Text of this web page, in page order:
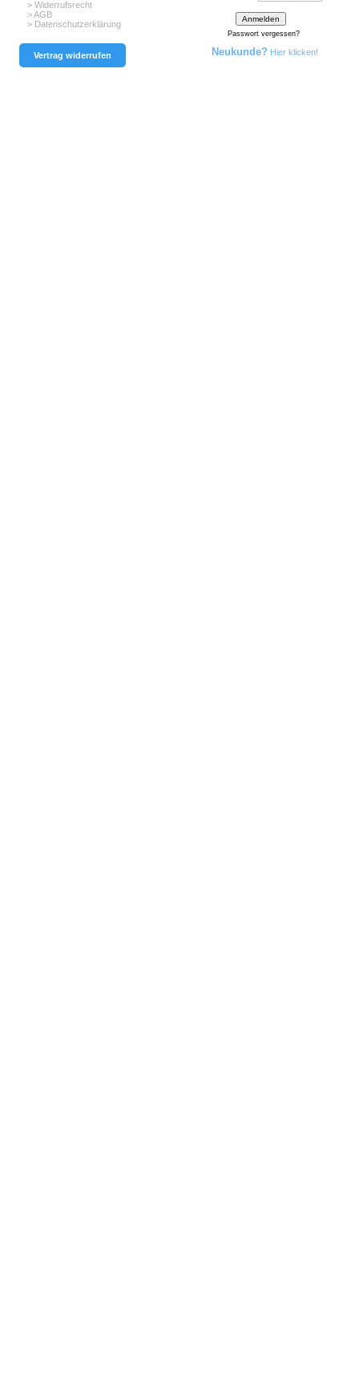
> Widerrufsrecht
> AGB
> Datenschutzerklärung
Vertrag widerrufen
Passwort vergessen?
Neukunde? Hier klicken!